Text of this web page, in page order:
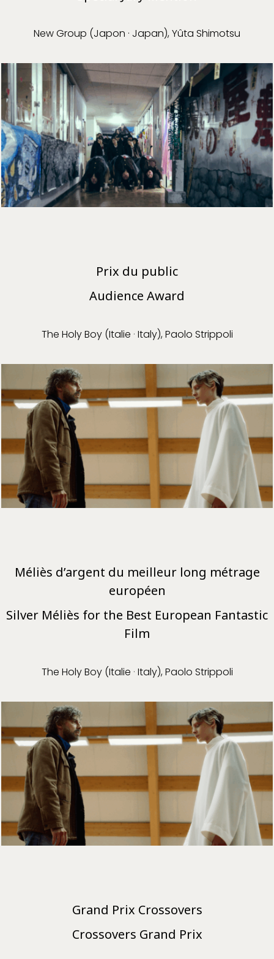
New Group (Japon · Japan), Yûta Shimotsu
Prix du public
Audience Award
The Holy Boy (Italie · Italy), Paolo Strippoli
Méliès d’argent du meilleur long métrage
européen
Silver Méliès for the Best European Fantastic
Film
The Holy Boy (Italie · Italy), Paolo Strippoli
Grand Prix Crossovers
Crossovers Grand Prix